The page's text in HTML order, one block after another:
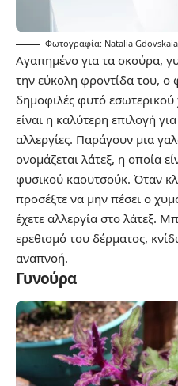
Φωτογραφία: Natalia
Αγαπημένο για τα σκούρα,
την εύκολη φροντίδα του, ο
δημοφιλές φυτό
είναι η καλύτερη επιλογή
αλλεργίες. Παράγουν μια
ονομάζεται λάτεξ, η οποία
φυσικού καουτσούκ. Όταν
προσέξτε να μην πέσει ο
έχετε αλλεργία στο λάτεξ.
ερεθισμό του δέρματος,
αναπνοή.
Γυνούρα